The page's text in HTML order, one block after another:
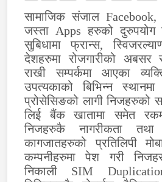
सामाजिक संजाल
जस्ता Appsहरुको
सुबिधामा फ्रान्स,
देशहरुमा रोजगारीको अबसर
राखी सम्पर्कमा आएका
उपत्यकाको बिभिन्न
प्रोसेसिङको लागी निजहरुको
लिई बैंक खातामा समेत
निजहरुकै नागरीकता तथा
कागजातहरुको प्रतिलिपी
कम्पनीहरुमा पेश गरी
निकाली SIM